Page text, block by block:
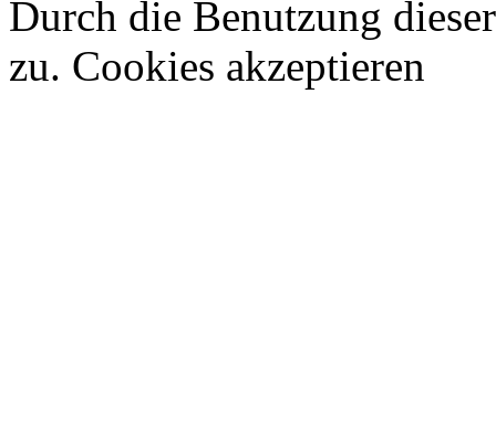
Durch die Benutzung
zu. Cookies akzeptieren